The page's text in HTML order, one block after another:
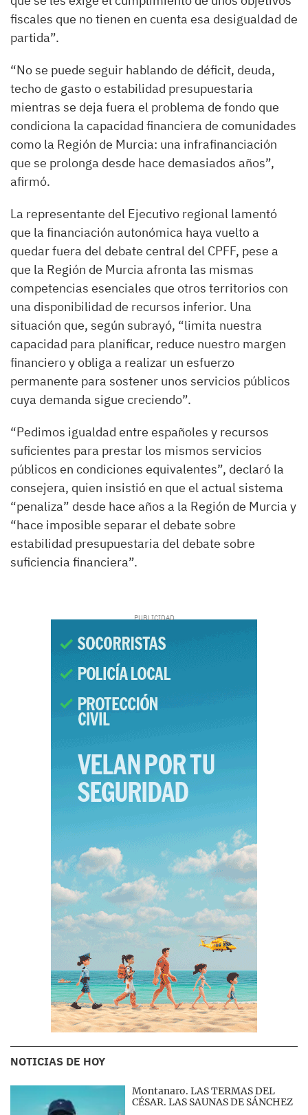
fiscales que no tienen en cuenta esa desigualdad de
partida”.
“No se puede seguir hablando de déficit, deuda,
techo de gasto o estabilidad presupuestaria
mientras se deja fuera el problema de fondo que
condiciona la capacidad financiera de comunidades
como la Región de Murcia: una infrafinanciación
que se prolonga desde hace demasiados años”,
afirmó.
La representante del Ejecutivo regional lamentó
que la financiación autonómica haya vuelto a
quedar fuera del debate central del CPFF, pese a
que la Región de Murcia afronta las mismas
competencias esenciales que otros territorios con
una disponibilidad de recursos inferior. Una
situación que, según subrayó, “limita nuestra
capacidad para planificar, reduce nuestro margen
financiero y obliga a realizar un esfuerzo
permanente para sostener unos servicios públicos
cuya demanda sigue creciendo”.
“Pedimos igualdad entre españoles y recursos
suficientes para prestar los mismos servicios
públicos en condiciones equivalentes”, declaró la
consejera, quien insistió en que el actual sistema
“penaliza” desde hace años a la Región de Murcia y
“hace imposible separar el debate sobre
estabilidad presupuestaria del debate sobre
suficiencia financiera”.
NOTICIAS DE HOY
Montanaro. LAS TERMAS DEL
CÉSAR. LAS SAUNAS DE SÁNCHEZ